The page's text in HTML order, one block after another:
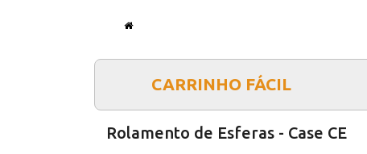
CARRINHO FÁCIL
Rolamento de Esferas - Case CE